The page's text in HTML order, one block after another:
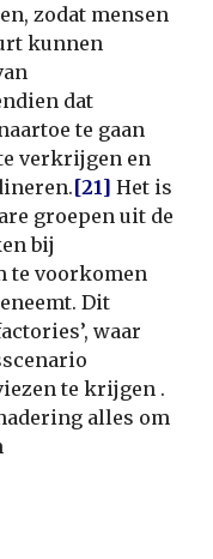
zodat mensen
kunnen
dat
te gaan
verkrijgen en
[21] Het is
groepen uit de
bij
te voorkomen
Dit
waar
te krijgen .
alles om